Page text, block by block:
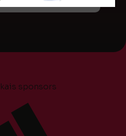
sponsors